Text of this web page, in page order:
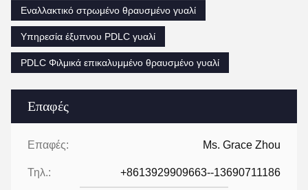
Επαφές
Επαφές: Ms. Grace Zhou
Τηλ.: +8613929909663--13690711186
Εναλλακτικό στρωμένο θραυσμένο γυαλί
Υπηρεσία έξυπνου PDLC γυαλί
PDLC Φιλμικά επικαλυμμένο θραυσμένο γυαλί